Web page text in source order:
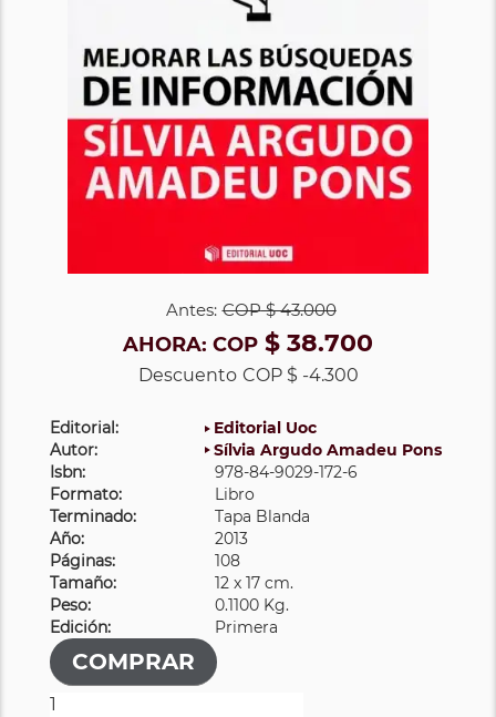
Antes: COP$ 43.000
AHORA: COP $ 38.700
Descuento COP $ -4.300
Editorial:
Editorial Uoc
Autor:
Sílvia Argudo Amadeu Pons
Isbn:
978-84-9029-172-6
Formato:
Libro
Terminado:
Tapa Blanda
Año:
2013
Páginas:
108
Tamaño:
12 x 17 cm.
Peso:
0.1100 Kg.
Edición:
Primera